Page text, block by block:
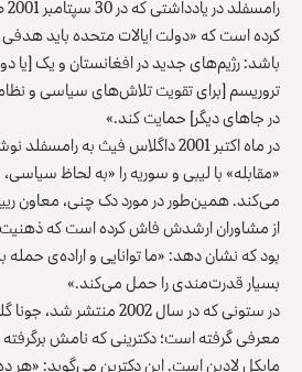
کرده است که «دولت ایالات متحده باید هدفی
باشد: رژیم‌های جدید در افغانستان و یک [یا
تروریسم [برای تقویت تلاش‌های سیاسی و
در جاهای دیگر] حمایت کند.»
در ماه اکتبر 2001 داگلاس فیث به
«مقابله» با لیبی و سوریه را «به لحاظ
می‌کند. همین‌طور در مورد دک چنی، معاون
از مشاوران ارشدش فاش کرده است که
بود که نشان دهد: «ما توانایی و اراده‌ی حمله
بسیار قدرت‌مندی را حمل می‌کند.»
در ستونی که در سال 2002
معرفی گرفته است؛ دکترینی که نامش برگرفته
مایکل لادین است. این دکترین می‌گوید: «هر ده